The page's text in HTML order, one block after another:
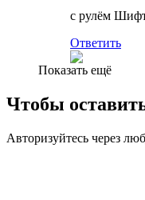
с рулём
Ответить
Показать ещё
Чтобы
Авторизуйтесь через